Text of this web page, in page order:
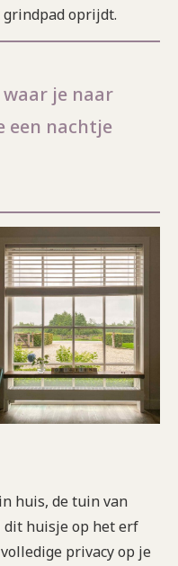
oprijdt.
je naar
een nachtje
huis, de tuin van
dit huisje op het erf
privacy op je